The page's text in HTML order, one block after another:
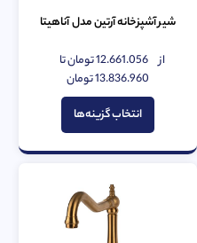
شیر آشپزخانه آرتین مدل آناهیتا
امتیاز
0
از 12.661.056تومانتا
13.836.960تومان
انتخاب گزینه‌ها